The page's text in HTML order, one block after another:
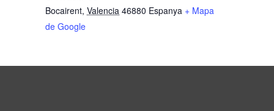
Bocairent, Valencia 46880 Espanya + Mapa
de Google